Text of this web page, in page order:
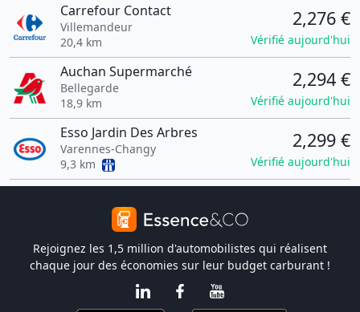
Carrefour Contact
Villemandeur
20,4 km
2,276 €
Vérifié aujourd'hui
Auchan Supermarché
Bellegarde
18,9 km
2,294 €
Vérifié aujourd'hui
Esso Jardin Des Arbres
Varennes-Changy
9,3 km
2,299 €
Vérifié aujourd'hui
Rejoignez les 1,5 million d'automobilistes qui réalisent
chaque jour des économies sur leur budget carburant !